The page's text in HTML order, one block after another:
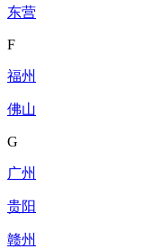
东营
F
福州
佛山
G
广州
贵阳
赣州